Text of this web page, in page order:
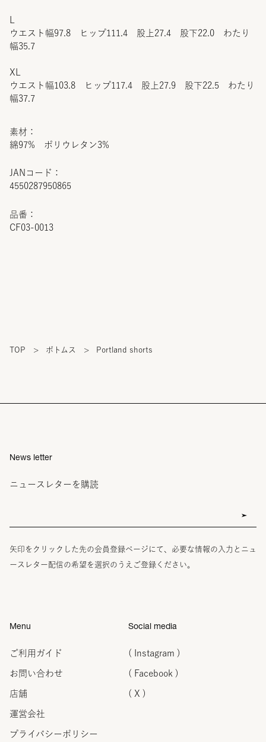
JANコード：
4550287950865
品番：
CF03-0013
ウエスト幅97.8 ヒップ111.4 股上27.4 股下22.0 わたり
幅35.7
XL
ウエスト幅103.8 ヒップ117.4 股上27.9 股下22.5 わたり
幅37.7
素材：
綿97% ポリウレタン3%
TOP > ボトムス > Portland shorts
News letter
ニュースレターを購読
矢印をクリックした先の会員登録ページにて、必要な情報の入力とニュ
ースレター配信の希望を選択のうえご登録ください。
Menu
ご利用ガイド
お問い合わせ
店舗
運営会社
プライバシーポリシー
Social media
( Instagram )
( Facebook )
( X )